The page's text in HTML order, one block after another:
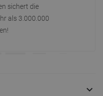
sichert die
als 3.000.000
